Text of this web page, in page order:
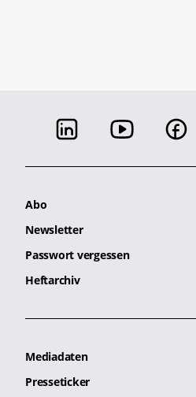
Abo
Newsletter
Passwort vergessen
Heftarchiv
Mediadaten
Presseticker